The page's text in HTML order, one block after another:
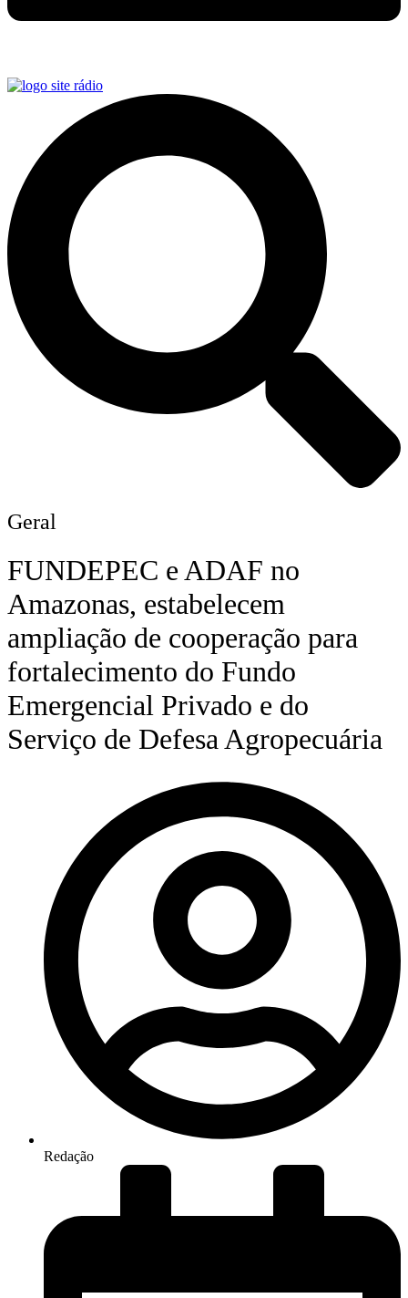
Geral
FUNDEPEC e ADAF no
Amazonas, estabelecem
ampliação de cooperação para
fortalecimento do Fundo
Emergencial Privado e do
Serviço de Defesa Agropecuária
Redação